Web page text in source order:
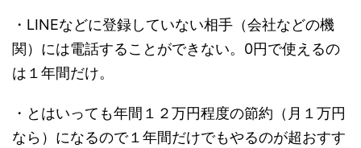
・LINEなどに登録していない相手（会社などの機
関）には電話することができない。0円で使えるの
は１年間だけ。
・とはいっても年間１２万円程度の節約（月１万円
なら）になるので１年間だけでもやるのが超おすす